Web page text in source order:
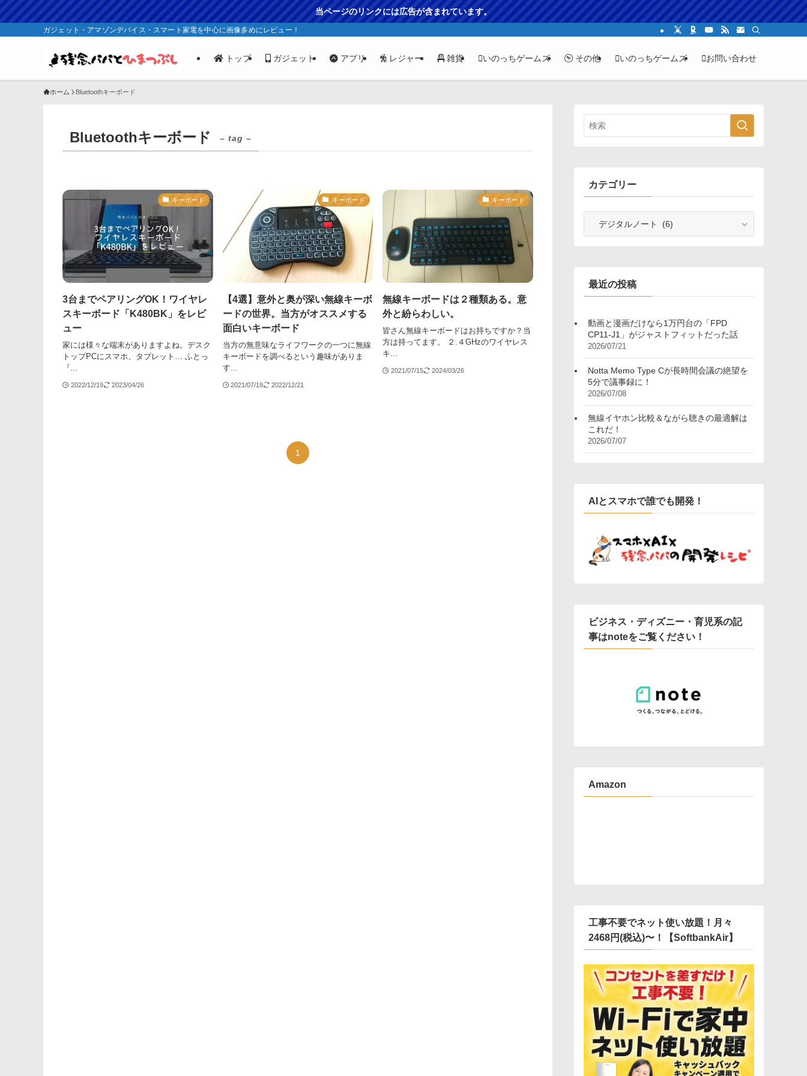
当ページのリンクには広告が含まれています。
ガジェット・アマゾンデバイス・スマート家電を中心に画像多めにレビュー！
トップ ガジェット アプリ レジャー 雑貨 いのっちゲームズ その他 いのっちゲームズ お問い合わせ
ホーム Bluetoothキーボード
Bluetoothキーボード – tag –
キーボード
3台までペアリングOK！ワイヤレ
スキーボード「K480BK」をレビ
ュー
家には様々な端末がありますよね。デスク
トップPCにスマホ、タブレット… ふとっ
『...
2022/12/19 2023/04/26
キーボード
【4選】意外と奥が深い無線キーボ
ードの世界。当方がオススメする
面白いキーボード
当方の無意味なライフワークの一つに無線
キーボードを調べるという趣味がありま
す...
2021/07/19 2022/12/21
キーボード
無線キーボードは２種類ある。意
外と紛らわしい。
皆さん無線キーボードはお持ちですか？当
方は持ってます。 ２.４GHzのワイヤレス
キ...
2021/07/15 2024/03/26
1
カテゴリー
最近の投稿
動画と漫画だけなら1万円台の「FPD
CP11-J1」がジャストフィットだった話
2026/07/21
Notta Memo Type Cが長時間会議の絶望を
5分で議事録に！
2026/07/08
無線イヤホン比較＆ながら聴きの最適解は
これだ！
2026/07/07
AIとスマホで誰でも開発！
ビジネス・ディズニー・育児系の記
事はnoteをご覧ください！
Amazon
工事不要でネット使い放題！月々
2468円(税込)〜！【SoftbankAir】